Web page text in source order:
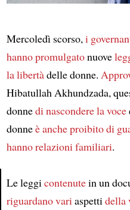
Article
Mercoledì scorso, i
hanno promulgatonuove
la libertàdelle donne.
Hibatullah Akhundzada,
donnedi nascondere la voce
donneè anche proibitodi
hanno relazioni familiari.
Le leggi contenutein un
riguardano vari aspetti della